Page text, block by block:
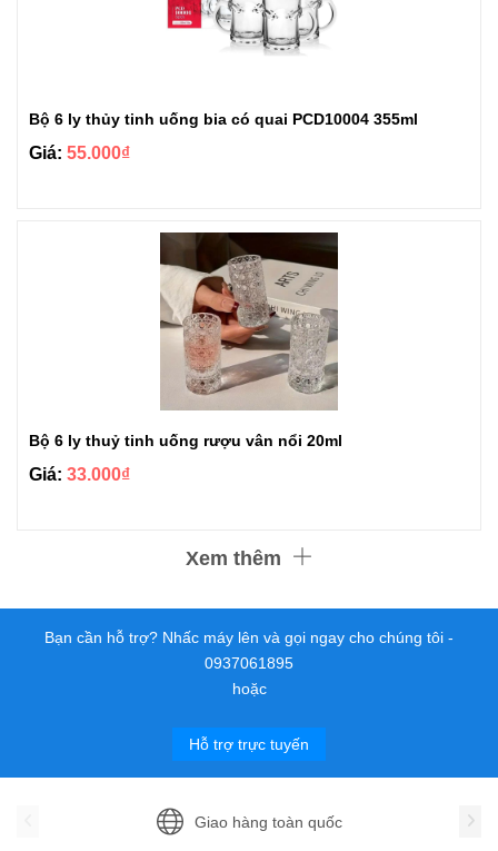
Bộ 6 ly thủy tinh uống bia có quai PCD10004 355ml
Giá: 55.000₫
Bộ 6 ly thuỷ tinh uống rượu vân nổi 20ml
Giá: 33.000₫
Xem thêm
Bạn cần hỗ trợ? Nhấc máy lên và gọi ngay cho chúng tôi -
0937061895
hoặc
Hỗ trợ trực tuyến
Giao hàng toàn quốc